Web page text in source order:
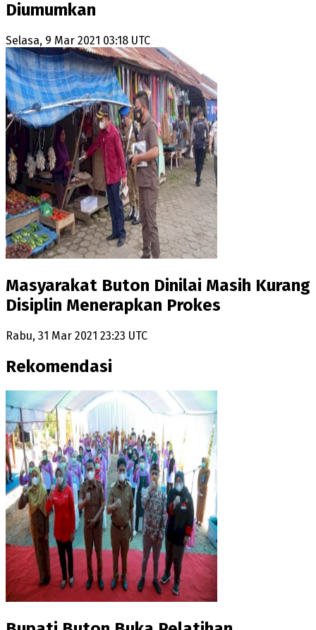
Diumumkan
Selasa, 9 Mar 2021 03:18 UTC
Masyarakat Buton Dinilai Masih Kurang
Disiplin Menerapkan Prokes
Rabu, 31 Mar 2021 23:23 UTC
Rekomendasi